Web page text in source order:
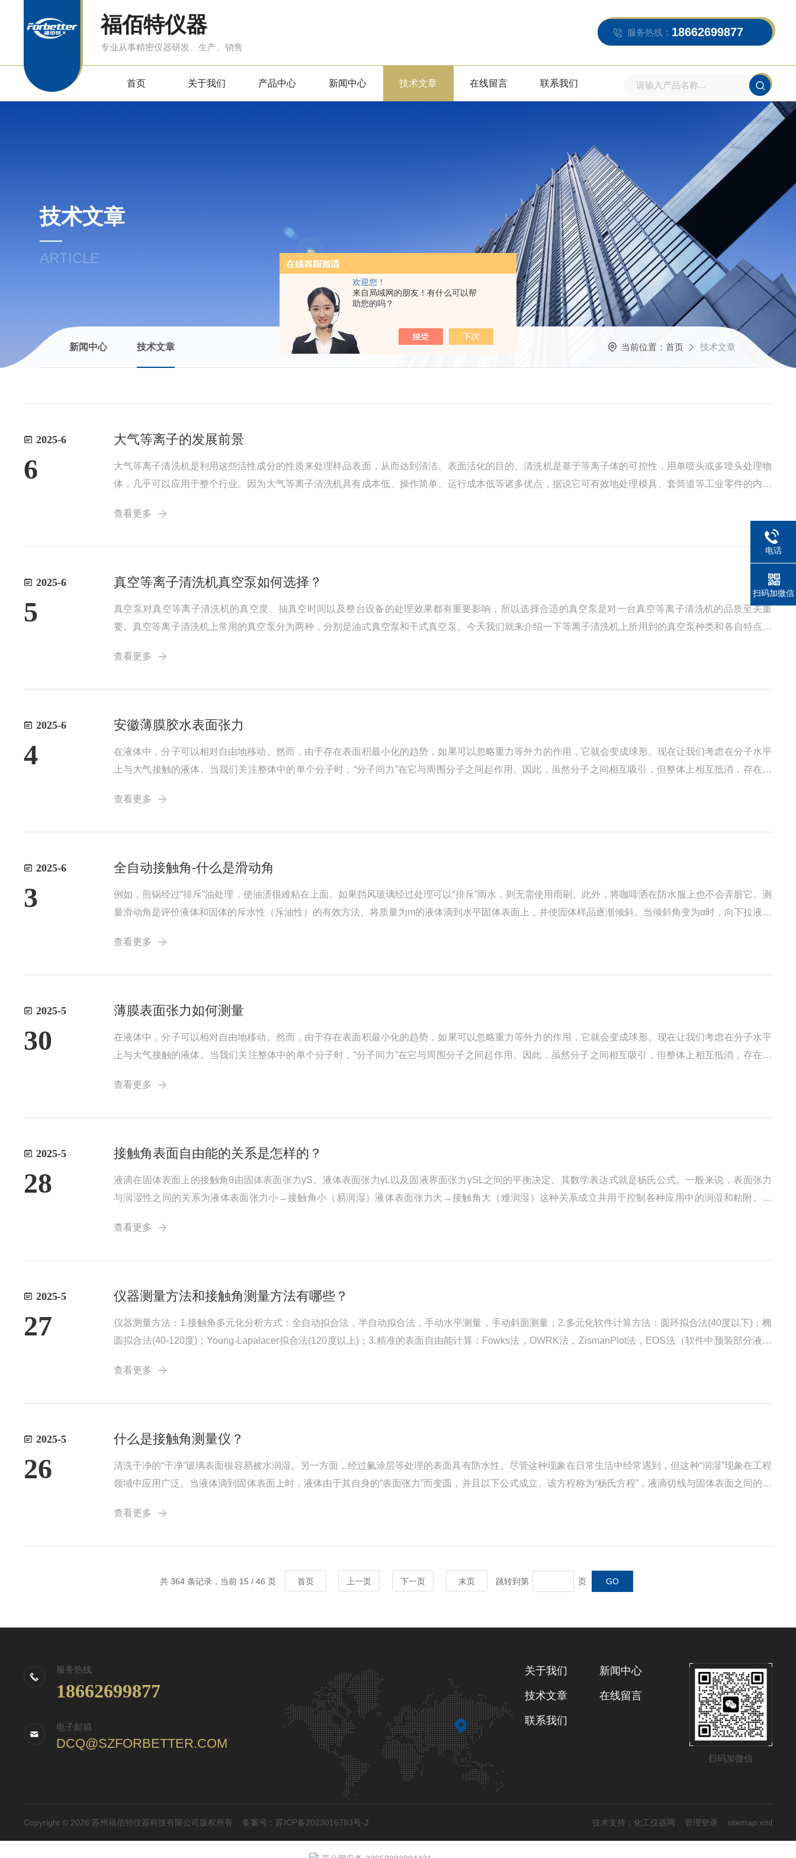
欢迎您！
来自局域网的朋友！有什么可以帮
助您的吗？
福佰特仪器
专业从事精密仪器研发、生产、销售
服务热线： 18662699877
首页 关于我们 产品中心 新闻中心 技术文章 在线留言 联系我们
技术文章
ARTICLE
新闻中心 技术文章 当前位置： 首页 技术文章
2025-6
6
大气等离子的发展前景
大气等离子清洗机是利用这些活性成分的性质来处理样品表面，从而达到清洁、表面活化的目的。清洗机是基于等离子体的可控性，用单喷头或多喷头处理物
体，几乎可以应用于整个行业。因为大气等离子清洗机具有成本低、操作简单、运行成本低等诸多优点，据说它可有效地处理模具、套筒道等工业零件的内表
于材料表面的改性处理，使材料暴露在非聚合性气体等离子体中，利用等离...
查看更多
2025-6
5
真空等离子清洗机真空泵如何选择？
真空泵对真空等离子清洗机的真空度、抽真空时间以及整台设备的处理效果都有重要影响，所以选择合适的真空泵是对一台真空等离子清洗机的品质至关重
要。真空等离子清洗机上常用的真空泵分为两种，分别是油式真空泵和干式真空泵。今天我们就来介绍一下等离子清洗机上所用到的真空泵种类和各自特点，
空泵。①旋片式真空泵旋片式真空泵是一种油封式机械真空泵，其主要的部...
查看更多
2025-6
4
安徽薄膜胶水表面张力
在液体中，分子可以相对自由地移动。然而，由于存在表面积最小化的趋势，如果可以忽略重力等外力的作用，它就会变成球形。现在让我们考虑在分子水平
上与大气接触的液体。当我们关注整体中的单个分子时，“分子间力”在它与周围分子之间起作用。因此，虽然分子之间相互吸引，但整体上相互抵消，存在于
侧的分子，还作用于体侧的分子。气氛。。然而，由于体侧的分子密度...
查看更多
2025-6
3
全自动接触角-什么是滑动角
例如，煎锅经过“排斥”油处理，使油渍很难粘在上面。如果挡风玻璃经过处理可以“排斥”雨水，则无需使用雨刷。此外，将咖啡洒在防水服上也不会弄脏它。测
量滑动角是评价液体和固体的斥水性（斥油性）的有效方法。将质量为m的液体滴到水平固体表面上，并使固体样品逐渐倾斜。当倾斜角变为α时，向下拉液滴
除能力（更难粘附）。当测量滑动角并比较相同液体体积的滑...
查看更多
2025-5
30
薄膜表面张力如何测量
在液体中，分子可以相对自由地移动。然而，由于存在表面积最小化的趋势，如果可以忽略重力等外力的作用，它就会变成球形。现在让我们考虑在分子水平
上与大气接触的液体。当我们关注整体中的单个分子时，“分子间力”在它与周围分子之间起作用。因此，虽然分子之间相互吸引，但整体上相互抵消，存在于
侧的分子，还作用于体侧的分子。气氛。。然而，由于体侧的分子密度...
查看更多
2025-5
28
接触角表面自由能的关系是怎样的？
液滴在固体表面上的接触角θ由固体表面张力γS、液体表面张力γL以及固液界面张力γSL之间的平衡决定。其数学表达式就是杨氏公式。一般来说，表面张力
与润湿性之间的关系为液体表面张力小→接触角小（易润湿）液体表面张力大→接触角大（难润湿）这种关系成立并用于控制各种应用中的润湿和粘附。然
通常被称为表面自由能。表面张力（mN/m）是拉动单位长度的线所...
查看更多
2025-5
27
仪器测量方法和接触角测量方法有哪些？
仪器测量方法：1.接触角多元化分析方式：全自动拟合法，半自动拟合法，手动水平测量，手动斜面测量；2.多元化软件计算方法：圆环拟合法(40度以下)；椭
圆拟合法(40-120度)；Young-Lapalacer拟合法(120度以上)；3.精准的表面自由能计算：Fowks法，OWRK法，ZismanPlot法，EOS法（软件中预装部分液体
查看更多
2025-5
26
什么是接触角测量仪？
清洗干净的“干净”玻璃表面很容易被水润湿。另一方面，经过氟涂层等处理的表面具有防水性。尽管这种现象在日常生活中经常遇到，但这种“润湿”现象在工程
领域中应用广泛。当液体滴到固体表面上时，液体由于其自身的“表面张力”而变圆，并且以下公式成立。该方程称为“杨氏方程”，液滴切线与固体表面之间的角
体的自由表面接触固体壁的地方，液体表面与固...
查看更多
共 364 条记录，当前 15 / 46 页 首页 上一页 下一页 末页 跳转到第 页
服务热线
18662699877
电子邮箱
DCQ@SZFORBETTER.COM
扫码加微信
关于我们 新闻中心
技术文章 在线留言
联系我们
Copyright © 2026 苏州福佰特仪器科技有限公司版权所有 备案号：苏ICP备2023016783号-2 技术支持： 化工仪器网 管理登录 sitemap.xml
电话
扫码加微信